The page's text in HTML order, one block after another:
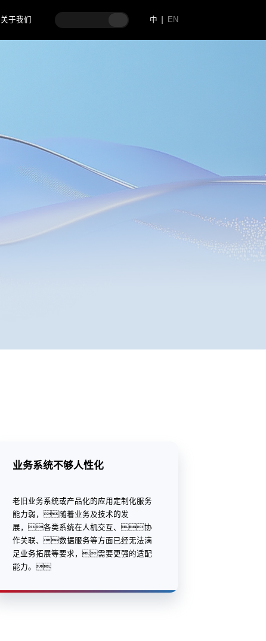
关于我们 中 EN
业务系统不够人性化
老旧业务系统或产品化的应用定制化服务
能力弱，随着业务及技术的发
展，各类系统在人机交互、协
作关联、数据服务等方面已经无法满
足业务拓展等要求，需要更强的适配
能力。